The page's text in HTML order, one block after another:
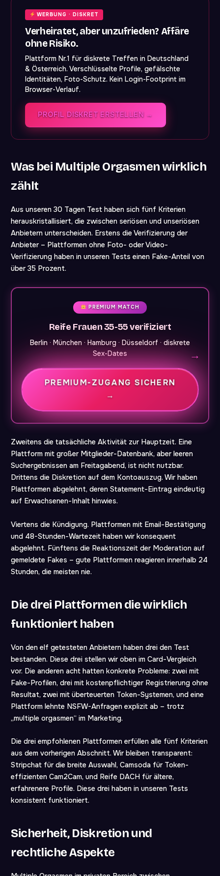
WERBUNG · DISKRET
Verheiratet, aber unzufrieden? Affäre
ohne Risiko.
Plattform Nr.1 für diskrete Treffen in Deutschland
& Österreich. Verschlüsselte Profile, gefälschte
Identitäten, Foto-Schutz. Kein Login-Footprint im
Browser-Verlauf.
PROFIL DISKRET ERSTELLEN →
Was bei Multiple Orgasmen wirklich
zählt
Aus unseren 30 Tagen Test haben sich fünf Kriterien
herauskristallisiert, die zwischen seriösen und unseriösen
Anbietern unterscheiden. Erstens die Verifizierung der
Anbieter – Plattformen ohne Foto- oder Video-
Verifizierung haben in unseren Tests einen Fake-Anteil von
über 35 Prozent.
PREMIUM MATCH
Reife Frauen 35-55 verifiziert
Berlin · München · Hamburg · Düsseldorf · diskrete
Sex-Dates
PREMIUM-ZUGANG SICHERN
→
Zweitens die tatsächliche Aktivität zur Hauptzeit. Eine
Plattform mit großer Mitglieder-Datenbank, aber leeren
Suchergebnissen am Freitagabend, ist nicht nutzbar.
Drittens die Diskretion auf dem Kontoauszug. Wir haben
Plattformen abgelehnt, deren Statement-Eintrag eindeutig
auf Erwachsenen-Inhalt hinwies.
Viertens die Kündigung. Plattformen mit Email-Bestätigung
und 48-Stunden-Wartezeit haben wir konsequent
abgelehnt. Fünftens die Reaktionszeit der Moderation auf
gemeldete Fakes – gute Plattformen reagieren innerhalb 24
Stunden, die meisten nie.
Die drei Plattformen die wirklich
funktioniert haben
Von den elf getesteten Anbietern haben drei den Test
bestanden. Diese drei stellen wir oben im Card-Vergleich
vor. Die anderen acht hatten konkrete Probleme: zwei mit
Fake-Profilen, drei mit kostenpflichtiger Registrierung ohne
Resultat, zwei mit überteuerten Token-Systemen, und eine
Plattform lehnte NSFW-Anfragen explizit ab – trotz
„multiple orgasmen“ im Marketing.
Die drei empfohlenen Plattformen erfüllen alle fünf Kriterien
aus dem vorherigen Abschnitt. Wir bleiben transparent:
Stripchat für die breite Auswahl, Camsoda für Token-
effizienten Cam2Cam, und Reife DACH für ältere,
erfahrenere Profile. Diese drei haben in unseren Tests
konsistent funktioniert.
Sicherheit, Diskretion und
rechtliche Aspekte